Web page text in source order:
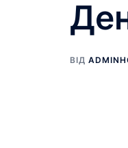
ВІД